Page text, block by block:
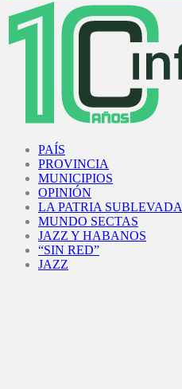
PAÍS
PROVINCIA
MUNICIPIOS
OPINIÓN
LA PATRIA SUBLEVADA
MUNDO SECTAS
JAZZ Y HABANOS
“SIN RED”
JAZZ